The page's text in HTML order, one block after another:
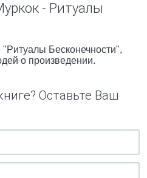
- Ритуалы
Бесконечности",
о произведении.
Оставьте Ваш